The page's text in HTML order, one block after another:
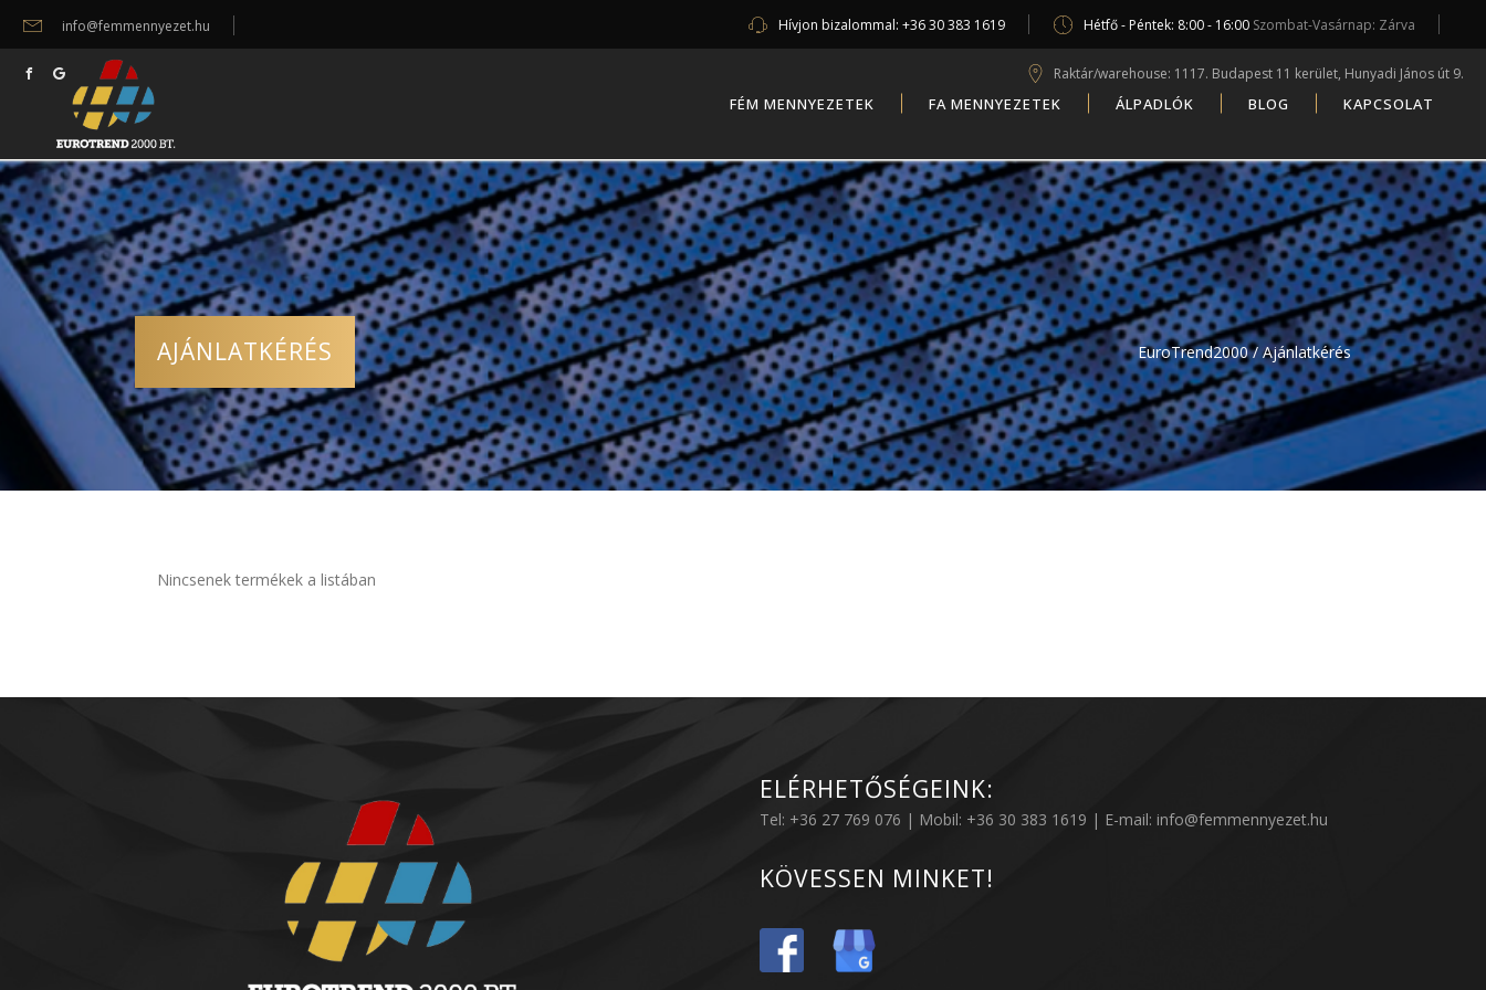
info@femmennyezet.hu Hívjon bizalommal: +36 30 383 1619 Hétfő - Péntek: 8:00 - 16:00 Szombat-Vasárnap: Zárva
Raktár/warehouse: 1117. Budapest 11 kerület, Hunyadi János út 9.
FÉM MENNYEZETEK FA MENNYEZETEK ÁLPADLÓK BLOG KAPCSOLAT
AJÁNLATKÉRÉS EuroTrend2000/Ajánlatkérés
Nincsenek termékek a listában
ELÉRHETŐSÉGEINK:
Tel: +36 27 769 076 | Mobil: +36 30 383 1619 | E-mail: info@femmennyezet.hu
KÖVESSEN MINKET!